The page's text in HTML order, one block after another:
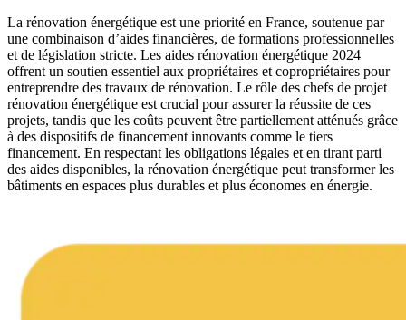
La rénovation énergétique est une priorité en France, soutenue par
une combinaison d’aides financières, de formations professionnelles
et de législation stricte. Les aides rénovation énergétique 2024
offrent un soutien essentiel aux propriétaires et copropriétaires pour
entreprendre des travaux de rénovation. Le rôle des chefs de projet
rénovation énergétique est crucial pour assurer la réussite de ces
projets, tandis que les coûts peuvent être partiellement atténués grâce
à des dispositifs de financement innovants comme le tiers
financement. En respectant les obligations légales et en tirant parti
des aides disponibles, la rénovation énergétique peut transformer les
bâtiments en espaces plus durables et plus économes en énergie.